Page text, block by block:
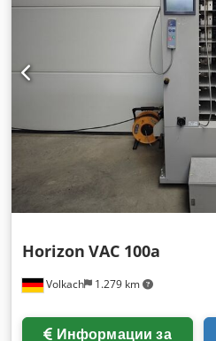
Volkach 1.279 km
Horizon VAC 100a